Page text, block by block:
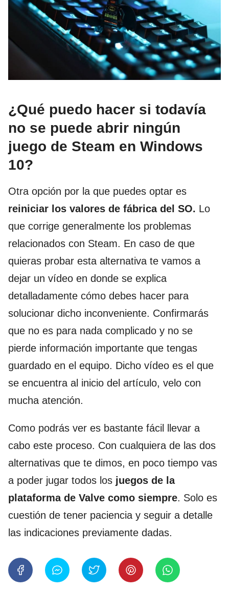
¿Qué puedo hacer si todavía
no se puede abrir ningún
juego de Steam en Windows
10?
Otra opción por la que puedes optar es
reiniciar los valores de fábrica del SO. Lo
que corrige generalmente los problemas
relacionados con Steam. En caso de que
quieras probar esta alternativa te vamos a
dejar un vídeo en donde se explica
detalladamente cómo debes hacer para
solucionar dicho inconveniente. Confirmarás
que no es para nada complicado y no se
pierde información importante que tengas
guardado en el equipo. Dicho vídeo es el que
se encuentra al inicio del artículo, velo con
mucha atención.
Como podrás ver es bastante fácil llevar a
cabo este proceso. Con cualquiera de las dos
alternativas que te dimos, en poco tiempo vas
a poder jugar todos los juegos de la
plataforma de Valve como siempre. Solo es
cuestión de tener paciencia y seguir a detalle
las indicaciones previamente dadas.